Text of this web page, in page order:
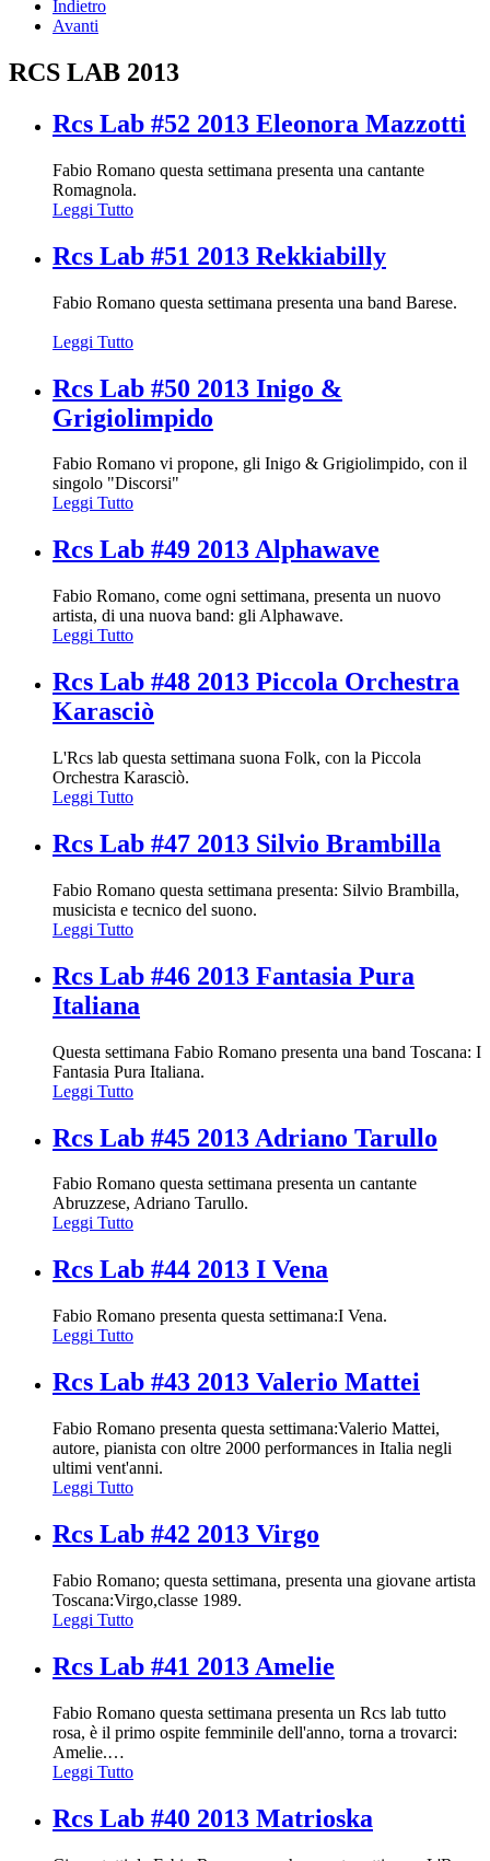
Indietro
Avanti
RCS LAB 2013
Rcs Lab #52 2013 Eleonora Mazzotti
Fabio Romano questa settimana presenta una cantante
Romagnola.
Leggi Tutto
Rcs Lab #51 2013 Rekkiabilly
Fabio Romano questa settimana presenta una band Barese.
Leggi Tutto
Rcs Lab #50 2013 Inigo &
Grigiolimpido
Fabio Romano vi propone, gli Inigo & Grigiolimpido, con il
singolo "Discorsi"
Leggi Tutto
Rcs Lab #49 2013 Alphawave
Fabio Romano, come ogni settimana, presenta un nuovo
artista, di una nuova band: gli Alphawave.
Leggi Tutto
Rcs Lab #48 2013 Piccola Orchestra
Karasciò
L'Rcs lab questa settimana suona Folk, con la Piccola
Orchestra Karasciò.
Leggi Tutto
Rcs Lab #47 2013 Silvio Brambilla
Fabio Romano questa settimana presenta: Silvio Brambilla,
musicista e tecnico del suono.
Leggi Tutto
Rcs Lab #46 2013 Fantasia Pura
Italiana
Questa settimana Fabio Romano presenta una band Toscana: I
Fantasia Pura Italiana.
Leggi Tutto
Rcs Lab #45 2013 Adriano Tarullo
Fabio Romano questa settimana presenta un cantante
Abruzzese, Adriano Tarullo.
Leggi Tutto
Rcs Lab #44 2013 I Vena
Fabio Romano presenta questa settimana:I Vena.
Leggi Tutto
Rcs Lab #43 2013 Valerio Mattei
Fabio Romano presenta questa settimana:Valerio Mattei,
autore, pianista con oltre 2000 performances in Italia negli
ultimi vent'anni.
Leggi Tutto
Rcs Lab #42 2013 Virgo
Fabio Romano; questa settimana, presenta una giovane artista
Toscana:Virgo,classe 1989.
Leggi Tutto
Rcs Lab #41 2013 Amelie
Fabio Romano questa settimana presenta un Rcs lab tutto
rosa, è il primo ospite femminile dell'anno, torna a trovarci:
Amelie.…
Leggi Tutto
Rcs Lab #40 2013 Matrioska